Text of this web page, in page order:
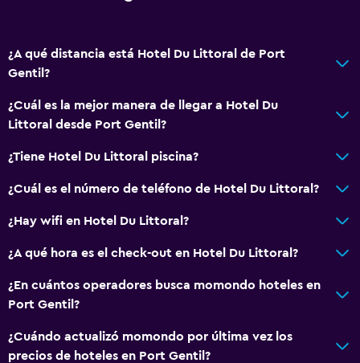
¿A qué distancia está Hotel Du Littoral de Port
Gentil?
¿Cuál es la mejor manera de llegar a Hotel Du
Littoral desde Port Gentil?
¿Tiene Hotel Du Littoral piscina?
¿Cuál es el número de teléfono de Hotel Du Littoral?
¿Hay wifi en Hotel Du Littoral?
¿A qué hora es el check-out en Hotel Du Littoral?
¿En cuántos operadores busca momondo hoteles en
Port Gentil?
¿Cuándo actualizó momondo por última vez los
precios de hoteles en Port Gentil?